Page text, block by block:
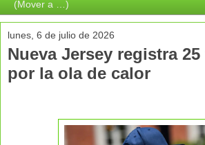
lunes, 6 de julio de 2026
Nueva Jersey registra
por la ola de calor